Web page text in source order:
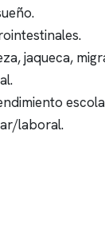
jaqueca,
laboral.